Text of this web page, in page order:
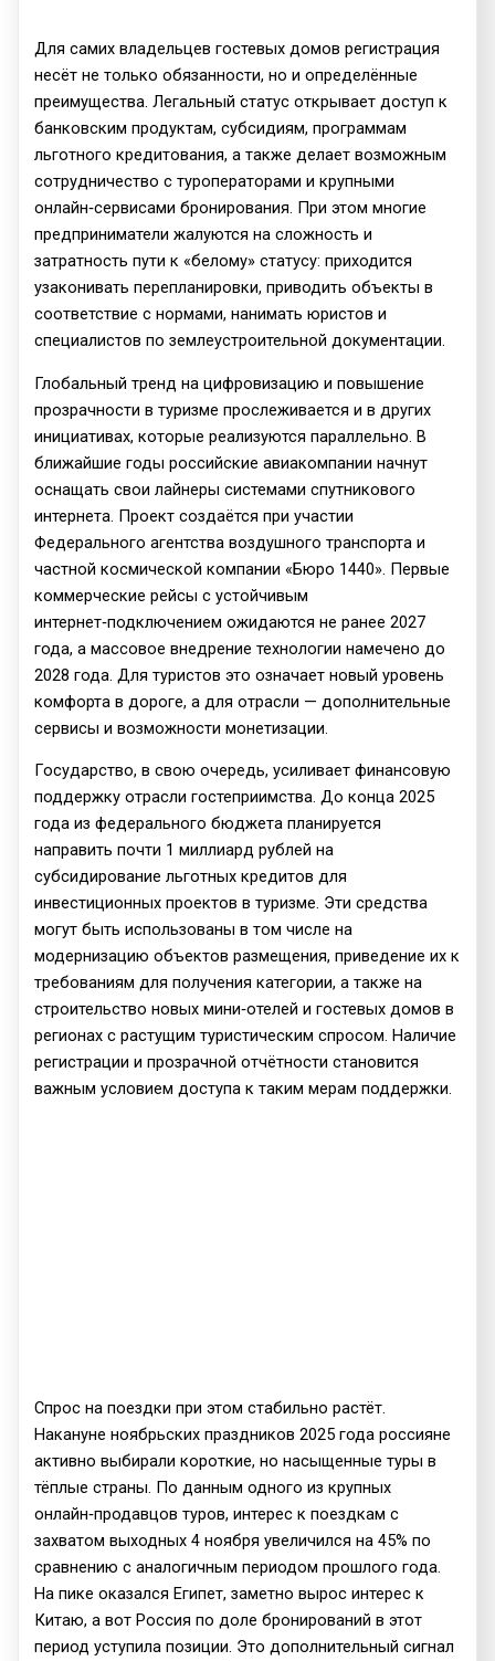
Для самих владельцев гостевых домов регистрация
несёт не только обязанности, но и определённые
преимущества. Легальный статус открывает доступ к
банковским продуктам, субсидиям, программам
льготного кредитования, а также делает возможным
сотрудничество с туроператорами и крупными
онлайн‑сервисами бронирования. При этом многие
предприниматели жалуются на сложность и
затратность пути к «белому» статусу: приходится
узаконивать перепланировки, приводить объекты в
соответствие с нормами, нанимать юристов и
специалистов по землеустроительной документации.
Глобальный тренд на цифровизацию и повышение
прозрачности в туризме прослеживается и в других
инициативах, которые реализуются параллельно. В
ближайшие годы российские авиакомпании начнут
оснащать свои лайнеры системами спутникового
интернета. Проект создаётся при участии
Федерального агентства воздушного транспорта и
частной космической компании «Бюро 1440». Первые
коммерческие рейсы с устойчивым
интернет‑подключением ожидаются не ранее 2027
года, а массовое внедрение технологии намечено до
2028 года. Для туристов это означает новый уровень
комфорта в дороге, а для отрасли — дополнительные
сервисы и возможности монетизации.
Государство, в свою очередь, усиливает финансовую
поддержку отрасли гостеприимства. До конца 2025
года из федерального бюджета планируется
направить почти 1 миллиард рублей на
субсидирование льготных кредитов для
инвестиционных проектов в туризме. Эти средства
могут быть использованы в том числе на
модернизацию объектов размещения, приведение их к
требованиям для получения категории, а также на
строительство новых мини‑отелей и гостевых домов в
регионах с растущим туристическим спросом. Наличие
регистрации и прозрачной отчётности становится
важным условием доступа к таким мерам поддержки.
Спрос на поездки при этом стабильно растёт.
Накануне ноябрьских праздников 2025 года россияне
активно выбирали короткие, но насыщенные туры в
тёплые страны. По данным одного из крупных
онлайн‑продавцов туров, интерес к поездкам с
захватом выходных 4 ноября увеличился на 45% по
сравнению с аналогичным периодом прошлого года.
На пике оказался Египет, заметно вырос интерес к
Китаю, а вот Россия по доле бронирований в этот
период уступила позиции. Это дополнительный сигнал